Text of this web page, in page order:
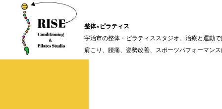
整体×ピラティス
宇治市の整体・ピラティススタジオ。治療と運動
肩こり、腰痛、姿勢改善、スポーツパフォーマン